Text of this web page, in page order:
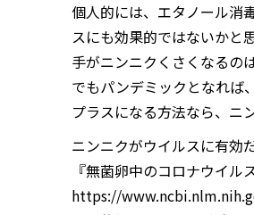
個人的には、エタノール消
スにも効果的ではないかと
手がニンニクくさくなるの
でもパンデミックとなれば
プラスになる方法なら、ニ
ニンニクがウイルスに有効
『無菌卵中のコロナウイ
https://